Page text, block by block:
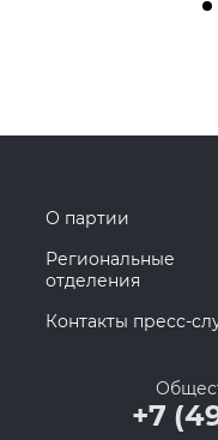
О партии
Региональные
отделения
Контакты пресс-
+7